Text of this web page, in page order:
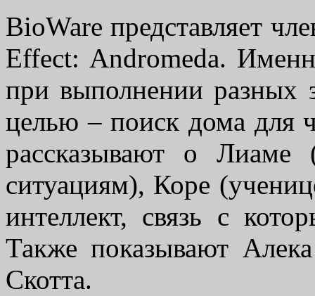
BioWare представляет
Effect: Andromeda.
при выполнении разных
целью – поиск дома для
рассказывают о Лиаме
ситуациям), Коре
интеллект, связь с
Также показывают
Скотта.